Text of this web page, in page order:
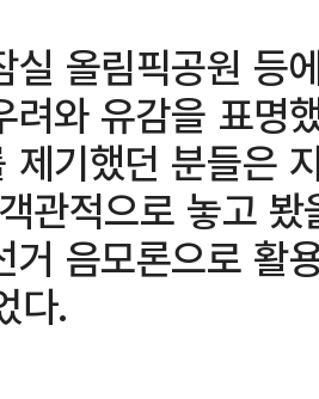
실 올림픽공원 등
려와 유감을 표명
제기했던 분들은
관적으로 놓고
거 음모론으로 활
다.